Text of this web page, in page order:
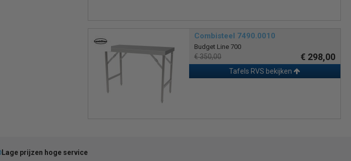
Combisteel 7490.0010
Budget Line 700
€ 350,00 € 298,00
Tafels RVS bekijken
Lage prijzen hoge service